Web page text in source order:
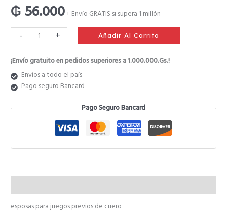
₲ 56.000+ Envío GRATIS si supera 1 millón
- + Añadir Al Carrito
¡Envío gratuito en pedidos superiores a 1.000.000.Gs.!
Envíos a todo el país
Pago seguro Bancard
Pago Seguro Bancard
esposas para juegos previos de cuero